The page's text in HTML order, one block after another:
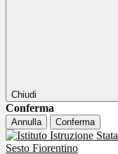
Chiudi
Conferma
Annulla Conferma